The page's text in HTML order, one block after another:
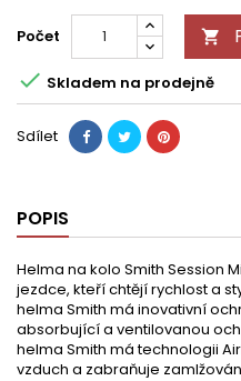
Počet 
 Skladem na prodejně
Sdílet
POPIS
Helma na kolo Smith Session
jezdce, kteří chtějí rychlost a
helma Smith má inovativní
absorbující a ventilovanou
helma Smith má technologii
vzduch a zabraňuje